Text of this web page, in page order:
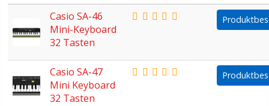
Casio SA-46
Mini-Keyboard
32 Tasten
Casio SA-47
Mini Keyboard
32 Tasten